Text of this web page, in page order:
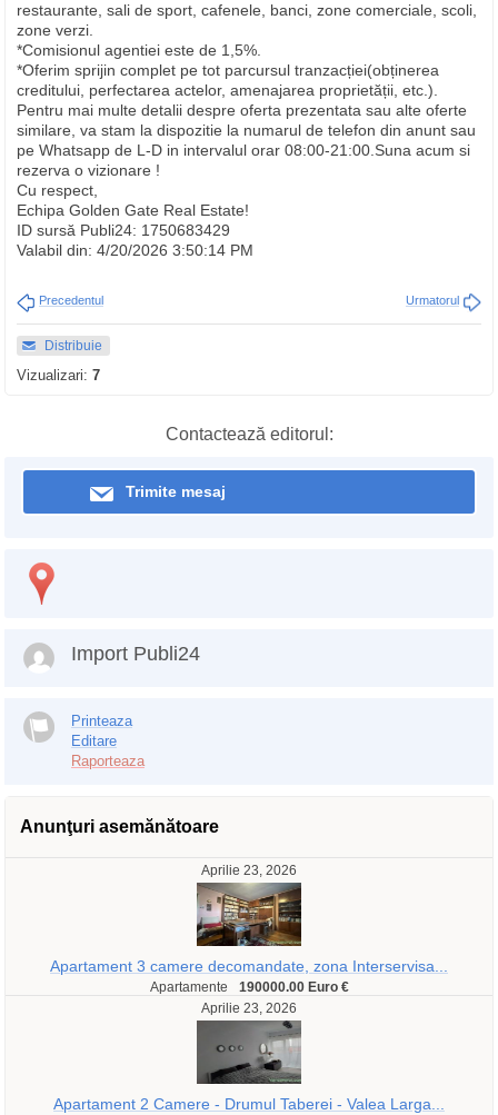
restaurante, sali de sport, cafenele, banci, zone comerciale, scoli,
zone verzi.
*Comisionul agentiei este de 1,5%.
*Oferim sprijin complet pe tot parcursul tranzacției(obținerea
creditului, perfectarea actelor, amenajarea proprietății, etc.).
Pentru mai multe detalii despre oferta prezentata sau alte oferte
similare, va stam la dispozitie la numarul de telefon din anunt sau
pe Whatsapp de L-D in intervalul orar 08:00-21:00.Suna acum si
rezerva o vizionare !
Cu respect,
Echipa Golden Gate Real Estate!
ID sursă Publi24: 1750683429
Valabil din: 4/20/2026 3:50:14 PM
Precedentul Urmatorul
Distribuie
Vizualizari: 7
Contactează editorul:
Trimite mesaj
Import Publi24
Printeaza
Editare
Raporteaza
Anunţuri asemănătoare
Aprilie 23, 2026
Apartament 3 camere decomandate, zona Interservisa...
Apartamente
190000.00 Euro €
Aprilie 23, 2026
Apartament 2 Camere - Drumul Taberei - Valea Larga...